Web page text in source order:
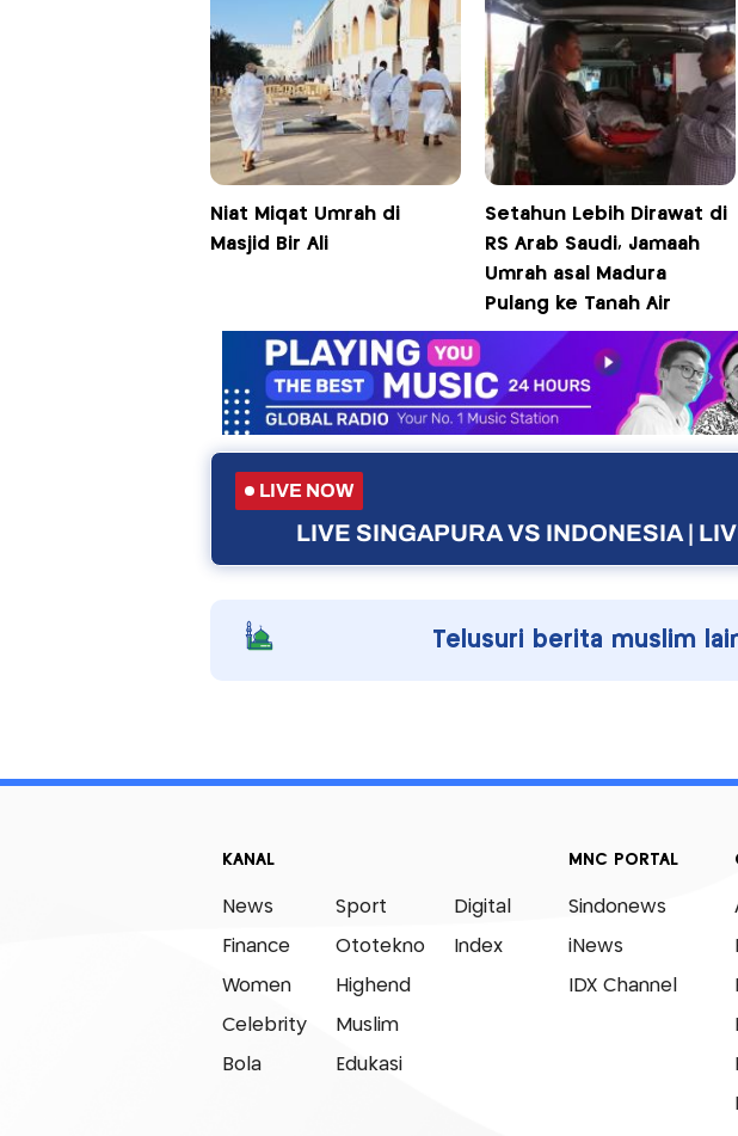
Niat Miqat Umrah di
Masjid Bir Ali
Setahun Lebih Dirawat di
RS Arab Saudi, Jamaah
Umrah asal Madura
Pulang ke Tanah Air
LIVE NOW
LIVE SINGAPURA VS INDONESIA |
Telusuri berita muslim
KANAL
News
Finance
Women
Celebrity
Bola
Sport
Ototekno
Highend
Muslim
Edukasi
Digital
Index
MNC PORTAL
Sindonews
iNews
IDX Channel